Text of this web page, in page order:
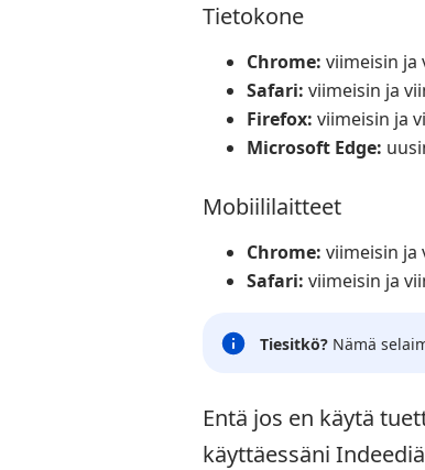
Tietokone
Chrome: viimeisin ja
Safari: viimeisin ja
Firefox: viimeisin ja
Microsoft Edge:
Mobiililaitteet
Chrome: viimeisin ja
Safari: viimeisin ja
Tiesitkö? Nämä
Entä jos en käytä
käyttäessäni